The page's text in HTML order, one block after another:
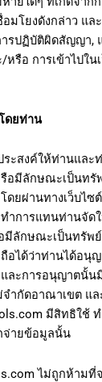
อมโยงดังกล่าว แ
รปฏิบัติผิดสัญญา,
หรือ การเข้าไปใน
ดยท่าน
ะสงค์ให้ท่านแล
อมีลักษณะเป็นทรั
ดยผ่านทางเว็บไซ
ำการแทนท่านจัด
มีลักษณะเป็นทรัพ
อได้ว่าท่านได้อนุ
ละการอนุญาตนั้
จำกัดอาณาเขต แ
มีสิทธิใช้ ท
จ่ายข้อมูลนั้น
ไม่ถูกห้ามที่